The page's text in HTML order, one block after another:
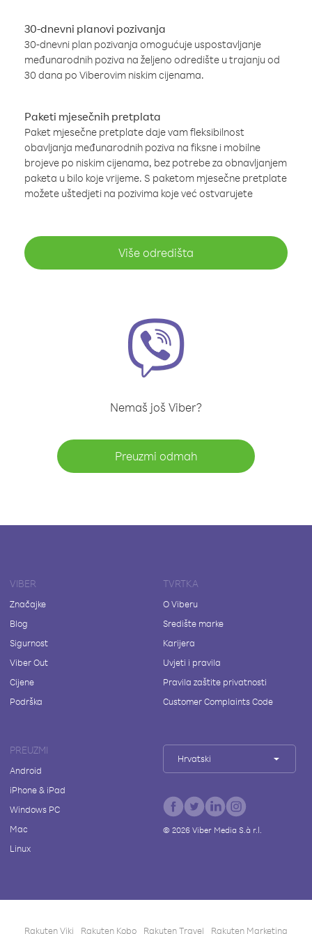
30-dnevni planovi pozivanja
30-dnevni plan pozivanja omogućuje uspostavljanje
međunarodnih poziva na željeno odredište u trajanju od
30 dana po Viberovim niskim cijenama.
Paketi mjesečnih pretplata
Paket mjesečne pretplate daje vam fleksibilnost
obavljanja međunarodnih poziva na fiksne i mobilne
brojeve po niskim cijenama, bez potrebe za obnavljanjem
paketa u bilo koje vrijeme. S paketom mjesečne pretplate
možete uštedjeti na pozivima koje već ostvarujete
Više odredišta
Nemaš još Viber?
Preuzmi odmah
VIBER
Značajke
Blog
Sigurnost
Viber Out
Cijene
Podrška
TVRTKA
O Viberu
Središte marke
Karijera
Uvjeti i pravila
Pravila zaštite privatnosti
Customer Complaints Code
PREUZMI
Android
iPhone & iPad
Windows PC
Mac
Linux
Hrvatski
© 2026Viber Media S.à r.l.
Rakuten Viki Rakuten Kobo Rakuten Travel Rakuten Marketing